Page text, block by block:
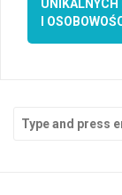
UNIKALNYCH
I
for: